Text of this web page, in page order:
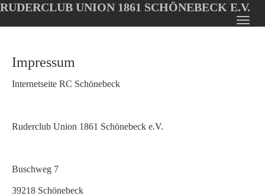
Oops, an error occurred! Code: 202608081756373a9e0e2e
main
RUDERCLUB UNION 1861 SCHÖNEBECK E.V.
Impressum
Internetseite RC Schönebeck
Ruderclub Union 1861 Schönebeck e.V.
Buschweg 7
39218 Schönebeck